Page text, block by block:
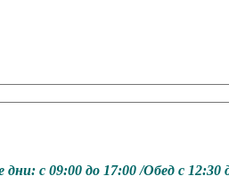
дни: с 09:00 до 17:00 /Обед с 12:30